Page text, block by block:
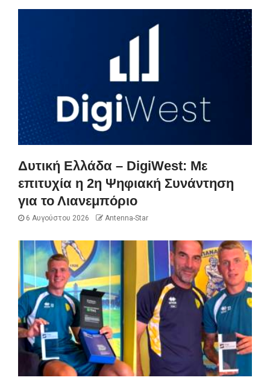
Δυτική Ελλάδα – DigiWest: Με
επιτυχία η 2η Ψηφιακή Συνάντηση
για το Λιανεμπόριο
6 Αυγούστου 2026 Antenna-Star